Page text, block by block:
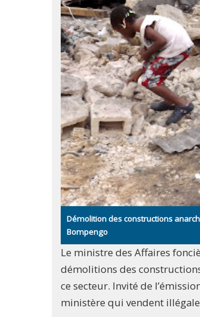
Démolition des constructions
Bompengo
Le ministre des Affaires
démolitions des
ce secteur. Invité de
ministère qui vendent